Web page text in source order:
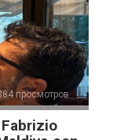
просмотров